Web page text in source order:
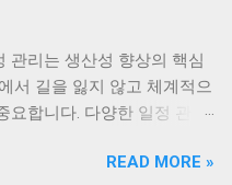
할 수 있습니다 다양한 언어
손쉽게 검색하고 관리할 수
제공합니다 CamScanner의
캔 기능에서 시작합니다 이
처리 기술을 적용하여 사진
며, 전 세계 수백만 명의 사
정하고 있습니다. Proton
서비스 제공을 넘어, 사용
수 있도록 필요한 모든 기능
관리는 생산성 향상의 핵심
서 길을 잃지 않고 체계적으
요합니다. 다양한 일정 관리
에게 사랑받고 있습니다. 오
READ MORE »